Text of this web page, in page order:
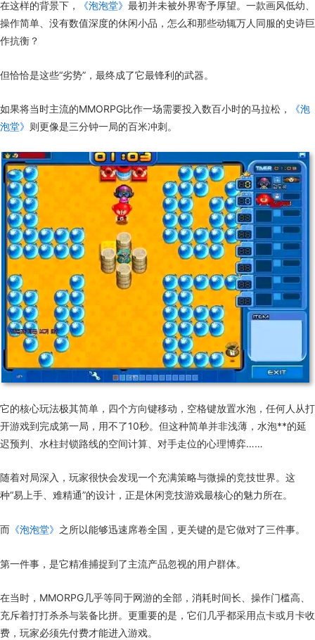
在这样的背景下， 《泡泡堂》 最初并未被外界寄予厚望。一款画风低幼、
操作简单、没有数值深度的休闲小品，怎么和那些动辄万人同服的史诗巨
作抗衡？
但恰恰是这些“劣势”，最终成了它最锋利的武器。
如果将当时主流的MMORPG比作一场需要投入数百小时的马拉松，
《泡
泡堂》 则更像是三分钟一局的百米冲刺。
它的核心玩法极其简单，四个方向键移动，空格键放置水泡，任何人从打
开游戏到完成第一局，用不了10秒。但这种简单并非浅薄，水泡**的延
迟预判、水柱封锁路线的空间计算、对手走位的心理博弈……
随着对局深入，玩家很快会发现一个充满策略与微操的竞技世界。这
种“易上手、难精通”的设计，正是休闲竞技游戏最核心的魅力所在。
而 《泡泡堂》 之所以能够迅速席卷全国，更关键的是它做对了三件事。
第一件事，是它精准捕捉到了主流产品忽视的用户群体。
在当时，MMORPG几乎等同于网游的全部，消耗时间长、操作门槛高、
充斥着打打杀杀与装备比拼。更重要的是，它们几乎都采用点卡或月卡收
费，玩家必须先付费才能进入游戏。